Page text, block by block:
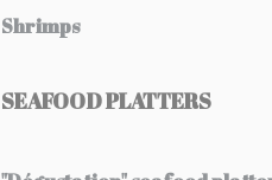
Shrimps
SEAFOOD PLATTERS